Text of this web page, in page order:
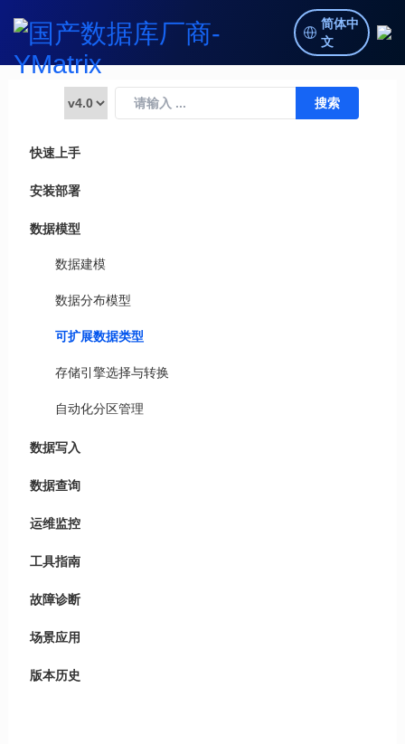
简体中
文
快速上手
安装部署
数据模型
数据建模
数据分布模型
可扩展数据类型
存储引擎选择与转换
自动化分区管理
数据写入
数据查询
运维监控
工具指南
故障诊断
场景应用
版本历史